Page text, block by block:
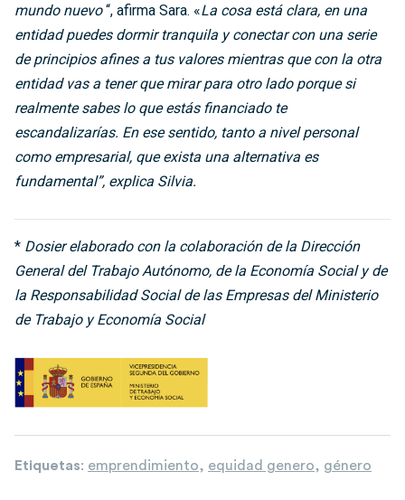
mundo nuevo“, afirma Sara. «La cosa está clara, en una
entidad puedes dormir tranquila y conectar con una serie
de principios afines a tus valores mientras que con la otra
entidad vas a tener que mirar para otro lado porque si
realmente sabes lo que estás financiado te
escandalizarías. En ese sentido, tanto a nivel personal
como empresarial, que exista una alternativa es
fundamental”, explica Silvia.
* Dosier elaborado con la colaboración de la Dirección
General del Trabajo Autónomo, de la Economía Social y de
la Responsabilidad Social de las Empresas del Ministerio
de Trabajo y Economía Social
Etiquetas: emprendimiento, equidad genero, género